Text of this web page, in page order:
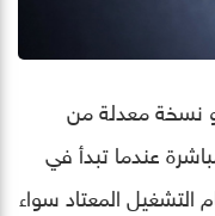
نسخة معدلة من
عندما تبدأ في
المعتاد سواء